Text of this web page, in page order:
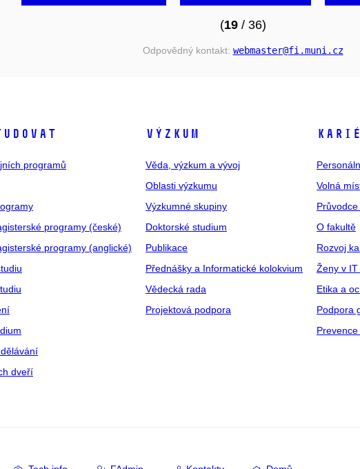
(19/ 36)
Odpovědný kontakt: webmaster@fi .muni .cz
programů
programy (české)
programy (anglické)
dveří
VÝZKUM
Věda, výzkum a vývoj
Oblasti výzkumu
Výzkumné skupiny
Doktorské studium
Publikace
Přednášky a Informatické kolokvium
Vědecká rada
Projektová podpora
Volná
O fakultě
Rozvoj
Ženy v
Etika a
Podpora